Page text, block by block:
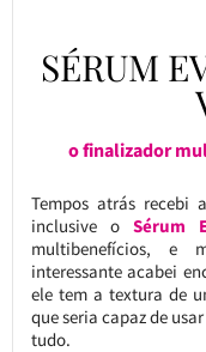
SÉRUM
o finalizador
Tempos atrás recebi
inclusive oSérum
multibenefícios, e
interessante acabei
ele tem a textura de
que seria capaz de
tudo.